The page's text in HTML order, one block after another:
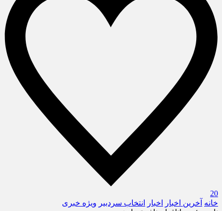
20
خانه آخرین اخبار اخبار انتخاب سردبیر ویژه خبری